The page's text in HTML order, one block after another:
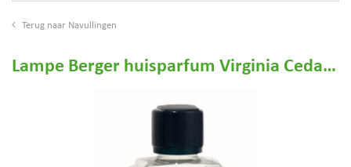
Navullingen
Lampe Berger huisparfum Virginia Cedarwood 500ml